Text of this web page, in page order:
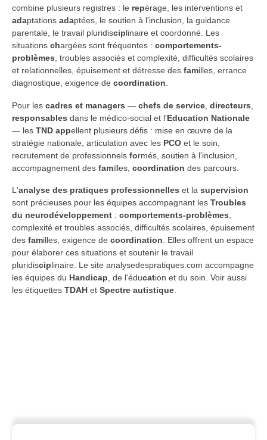
combine plusieurs registres : le repérage, les interventions et
adaptations adaptées, le soutien à l'inclusion, la guidance
parentale, le travail pluridisciplinaire et coordonné. Les
situations chargées sont fréquentes : comportements-
problèmes , troubles associés et complexité, difficultés scolaires
et relationnelles, épuisement et détresse des familles, errance
diagnostique, exigence de coordination
Pour les cadres et managers — chefs de service directeurs
responsables dans le médico-social et l'Education Nationale
— les TND appellent plusieurs défis : mise en œuvre de la
stratégie nationale, articulation avec les PCO et le soin,
recrutement de professionnels formés, soutien à l'inclusion,
accompagnement des familles, coordination des parcours.
L'analyse des pratiques professionnelles et la supervision
sont précieuses pour les équipes accompagnant les Troubles
du neurodéveloppement : comportements-problèmes,
complexité et troubles associés, difficultés scolaires, épuisement
des familles, exigence de coordination. Elles offrent un espace
pour élaborer ces situations et soutenir le travail
pluridisciplinaire. Le site analysedespratiques.com accompagne
les équipes du Handicap, de l'éducation et du soin. Voir aussi
les étiquettes TDAH et Spectre autistique.